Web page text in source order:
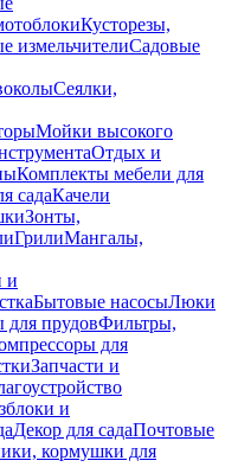
Кусторезы,
измельчителиСадовые
Сеялки,
Мойки высокого
Отдых и
Комплекты мебели для
садаКачели
Зонты,
ГрилиМангалы,
и
Бытовые насосыЛюки
для прудовФильтры,
для
Запчасти и
и
Декор для садаПочтовые
кормушки для